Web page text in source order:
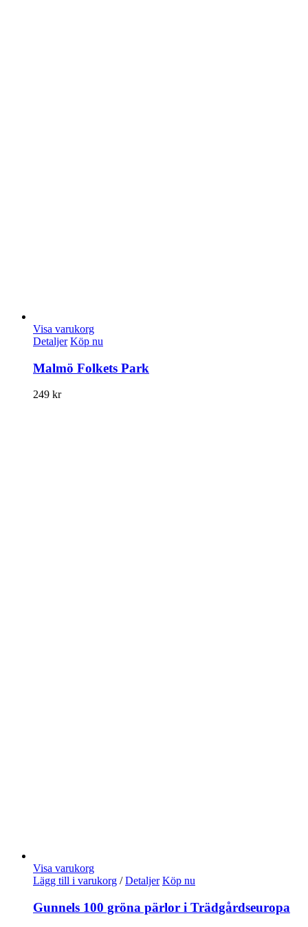
Visa varukorg
Detaljer Köp nu
Malmö Folkets Park
249 kr
Visa varukorg
Lägg till i varukorg / Detaljer Köp nu
Gunnels 100 gröna pärlor i Trädgårdseuropa